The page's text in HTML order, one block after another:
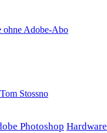
ohne Adobe-Abo
Stossno
Photoshop Hardware